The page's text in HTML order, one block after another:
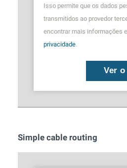
Isso permite que os dados
transmitidos ao provedor
encontrar mais informações
privacidade.
Ver
Simple cable routing